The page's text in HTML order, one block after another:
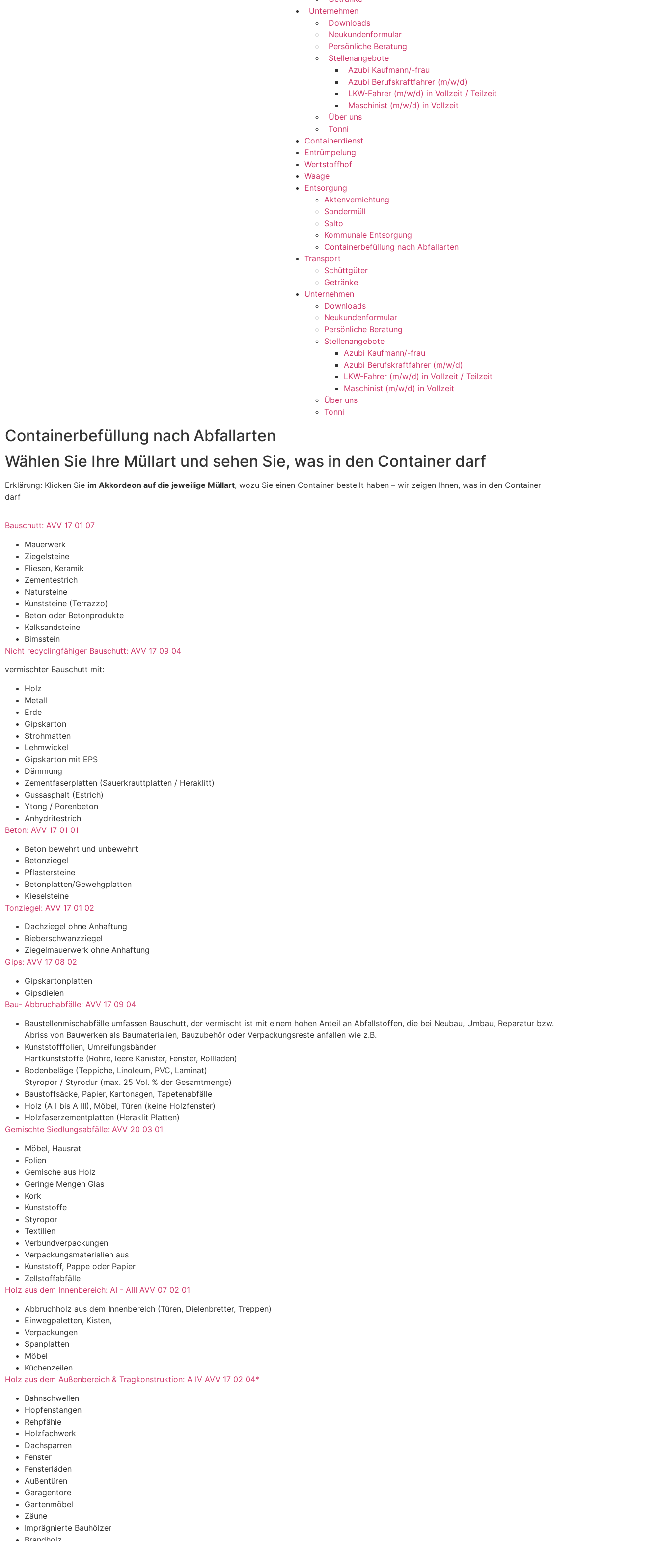
Unternehmen
Downloads
Neukundenformular
Persönliche Beratung
Stellenangebote
Azubi Kaufmann/-frau
Azubi Berufskraftfahrer (m/w/d)
LKW-Fahrer (m/w/d) in Vollzeit / Teilzeit
Maschinist (m/w/d) in Vollzeit
Über uns
Tonni
Containerdienst
Entrümpelung
Wertstoffhof
Waage
Entsorgung
Aktenvernichtung
Sondermüll
Salto
Kommunale Entsorgung
Containerbefüllung nach Abfallarten
Transport
Schüttgüter
Getränke
Unternehmen
Downloads
Neukundenformular
Persönliche Beratung
Stellenangebote
Azubi Kaufmann/-frau
Azubi Berufskraftfahrer (m/w/d)
LKW-Fahrer (m/w/d) in Vollzeit / Teilzeit
Maschinist (m/w/d) in Vollzeit
Über uns
Tonni
Containerbefüllung nach Abfallarten
Wählen Sie Ihre Müllart und sehen Sie, was in den Container darf
Erklärung: Klicken Sie im Akkordeon auf die jeweilige Müllart, wozu Sie einen Container bestellt haben – wir zeigen Ihnen, was in den Container
darf
Bauschutt: AVV 17 01 07
Mauerwerk
Ziegelsteine
Fliesen, Keramik
Zementestrich
Natursteine
Kunststeine (Terrazzo)
Beton oder Betonprodukte
Kalksandsteine
Bimsstein
Nicht recyclingfähiger Bauschutt: AVV 17 09 04 ​
vermischter Bauschutt mit:
Holz
Metall
Erde
Gipskarton
Strohmatten
Lehmwickel
Gipskarton mit EPS
Dämmung
Zementfaserplatten (Sauerkrauttplatten / Heraklitt)
Gussasphalt (Estrich)
Ytong / Porenbeton
Anhydritestrich
Beton: AVV 17 01 01​
Beton bewehrt und unbewehrt
Betonziegel
Pflastersteine
Betonplatten/Gewehgplatten
Kieselsteine
Tonziegel: AVV 17 01 02​
Dachziegel ohne Anhaftung
Bieberschwanzziegel
Ziegelmauerwerk ohne Anhaftung
Gips: AVV 17 08 02​
Gipskartonplatten
Gipsdielen
Bau- Abbruchabfälle: AVV 17 09 04​
Baustellenmischabfälle umfassen Bauschutt, der vermischt ist mit einem hohen Anteil an Abfallstoffen, die bei Neubau, Umbau, Reparatur bzw.
Abriss von Bauwerken als Baumaterialien, Bauzubehör oder Verpackungsreste anfallen wie z.B.
Kunststofffolien, Umreifungsbänder
Hartkunststoffe (Rohre, leere Kanister, Fenster, Rollläden)
Bodenbeläge (Teppiche, Linoleum, PVC, Laminat)
Styropor / Styrodur (max. 25 Vol. % der Gesamtmenge)
Baustoffsäcke, Papier, Kartonagen, Tapetenabfälle
Holz (A I bis A III), Möbel, Türen (keine Holzfenster)
Holzfaserzementplatten (Heraklit Platten)
Gemischte Siedlungsabfälle: AVV 20 03 01
Möbel, Hausrat
Folien
Gemische aus Holz
Geringe Mengen Glas
Kork
Kunststoffe
Styropor
Textilien
Verbundverpackungen
Verpackungsmaterialien aus
Kunststoff, Pappe oder Papier
Zellstoffabfälle
Holz aus dem Innenbereich: AI - AIII AVV 07 02 01
Abbruchholz aus dem Innenbereich (Türen, Dielenbretter, Treppen)
Einwegpaletten, Kisten,
Verpackungen
Spanplatten
Möbel
Küchenzeilen
Holz aus dem Außenbereich & Tragkonstruktion: A IV AVV 17 02 04*
Bahnschwellen
Hopfenstangen
Rehpfähle
Holzfachwerk
Dachsparren
Fenster
Fensterläden
Außentüren
Garagentore
Gartenmöbel
Zäune
Imprägnierte Bauhölzer